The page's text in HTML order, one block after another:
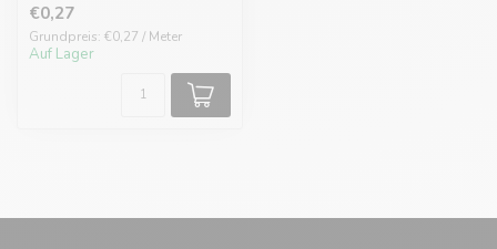
€0,27
Grundpreis: €0,27 / Meter
Auf Lager